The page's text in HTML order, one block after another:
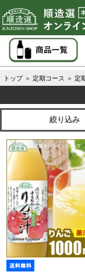
トップ ＞ 定期コース ＞ 定
絞り込み